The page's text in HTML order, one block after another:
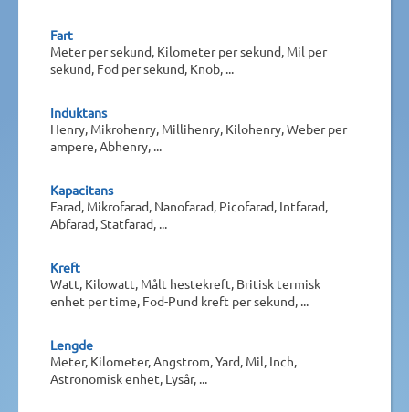
Fart
Meter per sekund, Kilometer per sekund, Mil per
sekund, Fod per sekund, Knob, ...
Induktans
Henry, Mikrohenry, Millihenry, Kilohenry, Weber per
ampere, Abhenry, ...
Kapacitans
Farad, Mikrofarad, Nanofarad, Picofarad, Intfarad,
Abfarad, Statfarad, ...
Kreft
Watt, Kilowatt, Målt hestekreft, Britisk termisk
enhet per time, Fod-Pund kreft per sekund, ...
Lengde
Meter, Kilometer, Angstrom, Yard, Mil, Inch,
Astronomisk enhet, Lysår, ...